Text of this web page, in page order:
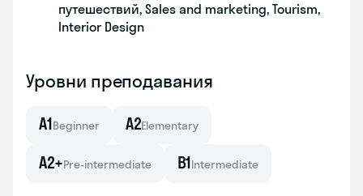
путешествий, Sales and marketing, Tourism,
Interior Design
Уровни преподавания
A1Beginner A2Elementary
A2+Pre-intermediate B1Intermediate